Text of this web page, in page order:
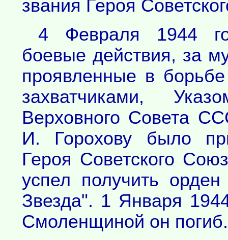
звания Героя
4 Февраля 1944
боевые действия, за
проявленные в
захватчиками,
Верховного Совета
И. Горохову было
Героя Советского
успел получить
Звезда". 1 Января
Смоленщиной он погиб.